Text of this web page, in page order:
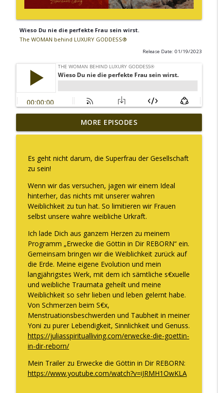
Wieso Du nie die perfekte Frau sein wirst.
The WOMAN behind LUXURY GODDESS®
Release Date: 01/19/2023
Warum ich diesen Podcast pausiere
The WOMAN behind LUXURY GODDESS® info_outline
Was es bedeutet "Deine Kapazität zu
The WOMAN behind LUXURY GODDESS®
Embodiment ist für mich kein Trend!
The WOMAN behind LUXURY GODDESS®
DAS verändert sich, wenn Du Deine
Weiblichkeit endlich WIRKLICH lebst
The WOMAN behind LUXURY GODDESS®
info_outline
Wie Frau Sein für Dich purer Reichtum
ist
The WOMAN behind LUXURY GODDESS®
info_outline
Du brauchst mehr männliche Energie
The WOMAN behind LUXURY GODDESS® info_outline
Der Nr. 1 Grund, warum Du Dich wertlos
fühlst und wie Du das ab sofort ändern
MORE EPISODES
Es geht nicht darum, die Superfrau der Gesellschaft
zu sein!
Wenn wir das versuchen, jagen wir einem Ideal
hinterher, das nichts mit unserer wahren
Weiblichkeit zu tun hat. So limitieren wir Frauen
selbst unsere wahre weibliche Urkraft.
Ich lade Dich aus ganzem Herzen zu meinem
Programm „Erwecke die Göttin in Dir REBORN“ ein.
Gemeinsam bringen wir die Weiblichkeit zurück auf
die Erde. Meine eigene Evolution und mein
langjährigstes Werk, mit dem ich sämtliche s€xuelle
und weibliche Traumata geheilt und meine
Weiblichkeit so sehr lieben und leben gelernt habe.
Von Schmerzen beim S€x,
Menstruationsbeschwerden und Taubheit in meiner
Yoni zu purer Lebendigkeit, Sinnlichkeit und Genuss.
https://juliasspiritualliving.com/erwecke-die-goettin-
in-dir-reborn/
Mein Trailer zu Erwecke die Göttin in Dir REBORN:
https://www.youtube.com/watch?v=iJRMH1OwKLA